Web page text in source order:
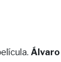
Álvaro